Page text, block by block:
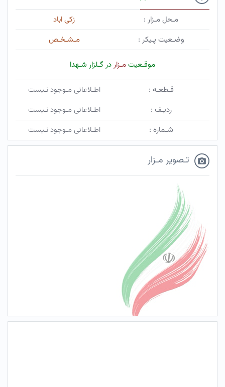
مـحل مـزار :
زکی اباد
وضـعیت پـیکر :
مـشـخـص
موقـعیتمـزاردر گـلزار شـهدا
قـطعـه :
اطـلاعاتی مـوجود نـیست
ردیـف :
اطـلاعاتی مـوجود نـیست
شـماره :
اطـلاعاتی مـوجود نـیست
تـصویر مـزار